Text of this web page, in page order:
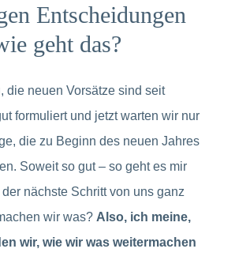
Entscheidungen
geht das?
die neuen Vorsätze sind seit
formuliert und jetzt warten wir nur
die zu Beginn des neuen Jahres
Soweit so gut – so geht es mir
nächste Schritt von uns ganz
wir was? Also, ich meine,
wir, wie wir was weitermachen